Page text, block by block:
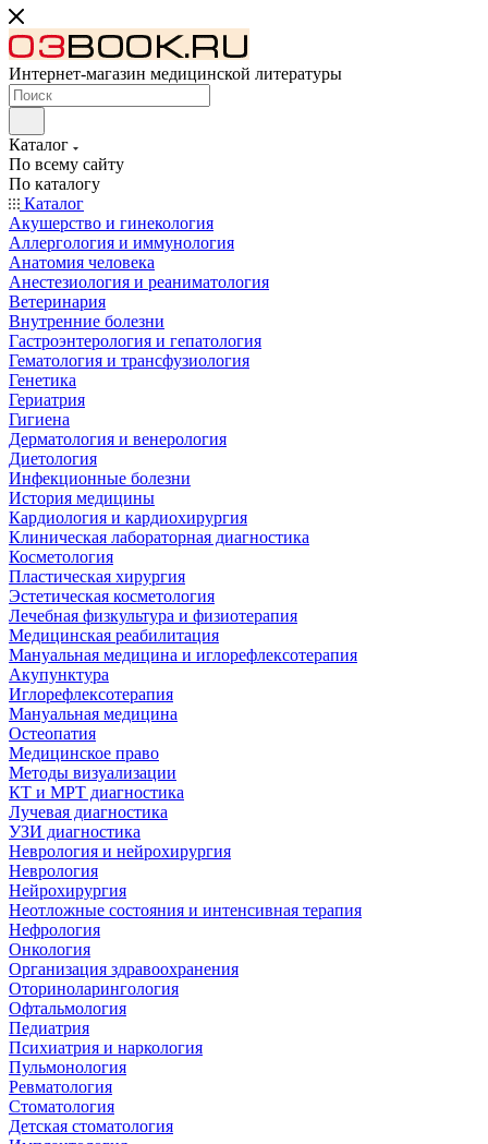
Интернет-магазин медицинской литературы
Каталог
По всему сайту
По каталогу
Каталог
Акушерство и гинекология
Аллергология и иммунология
Анатомия человека
Анестезиология и реаниматология
Ветеринария
Внутренние болезни
Гастроэнтерология и гепатология
Гематология и трансфузиология
Генетика
Гериатрия
Гигиена
Дерматология и венерология
Диетология
Инфекционные болезни
История медицины
Кардиология и кардиохирургия
Клиническая лабораторная диагностика
Косметология
Пластическая хирургия
Эстетическая косметология
Лечебная физкультура и физиотерапия
Медицинская реабилитация
Мануальная медицина и иглорефлексотерапия
Акупунктура
Иглорефлексотерапия
Мануальная медицина
Остеопатия
Медицинское право
Методы визуализации
КТ и МРТ диагностика
Лучевая диагностика
УЗИ диагностика
Неврология и нейрохирургия
Неврология
Нейрохирургия
Неотложные состояния и интенсивная терапия
Нефрология
Онкология
Организация здравоохранения
Оториноларингология
Офтальмология
Педиатрия
Психиатрия и наркология
Пульмонология
Ревматология
Стоматология
Детская стоматология